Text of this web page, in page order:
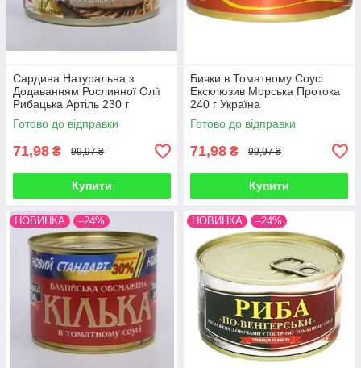
Сардина Натуральна з
Додаванням Рослинної Олії
Рибацька Артiль 230 г
Україна
Готово до відправки
71,98 ₴ 99,97 ₴
Купити
Бички в Томатному Соусі
Ексклюзив Морська Протока
240 г Україна
Готово до відправки
71,98 ₴ 99,97 ₴
Купити
НОВИНКА –24% НОВИНКА –24%